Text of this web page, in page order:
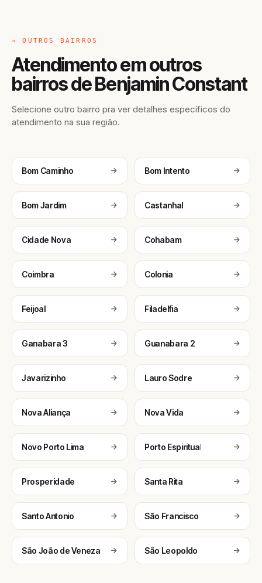
→ OUTROS BAIRROS
Atendimento em outros
bairros de Benjamin Constant
Selecione outro bairro pra ver detalhes específicos do
atendimento na sua região.
Bom Caminho Bom Intento
Bom Jardim Castanhal
Cidade Nova Cohabam
Coimbra Colonia
Feijoal Filadelfia
Ganabara 3 Guanabara 2
Javarizinho Lauro Sodre
Nova Aliança Nova Vida
Novo Porto Lima Porto Espiritual
Prosperidade Santa Rita
Santo Antonio São Francisco
São João de Veneza São Leopoldo